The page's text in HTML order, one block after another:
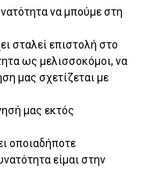
να μπούμε στη
σταλεί επιστολή στο
ως μελισσοκόμοι, να
μας σχετίζεται με
μας εκτός
οποιαδήποτε
είμαι στην